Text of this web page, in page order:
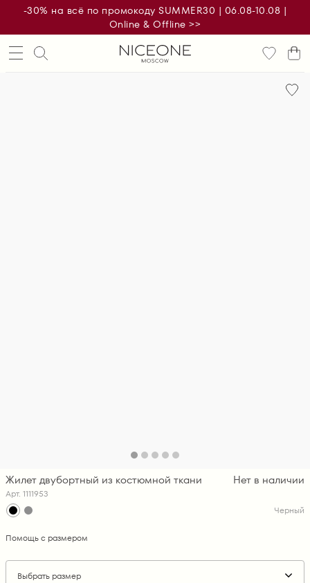
-30% на всё по промокоду SUMMER30 | 06.08-10.08 |
Online & Offline >>
Жилет двубортный из костюмной ткани
Арт. 1111953
Нет в наличии
Черный
Помощь с размером
Выбрать размер